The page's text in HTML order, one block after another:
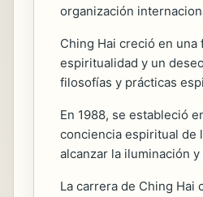
organización
Ching Hai creció en
espiritualidad y un
filosofías y prácticas
En 1988, se estableció
conciencia espiritual de
alcanzar la iluminación
La carrera de Ching Hai